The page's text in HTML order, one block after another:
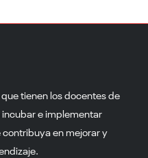
tienen los docentes de
e implementar
en mejorar y